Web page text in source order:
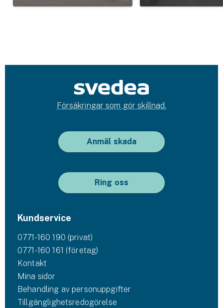
Försäkringar som gör skillnad.
Anmäl skada
Ring oss
Kundservice
0771-160 190 (privat)
0771-160 161 (företag)
Kontakt
Mina sidor
Behandling av personuppgifter
Tillgänglighetsredogörelse